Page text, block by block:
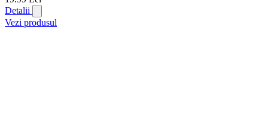
Detalii
Vezi produsul